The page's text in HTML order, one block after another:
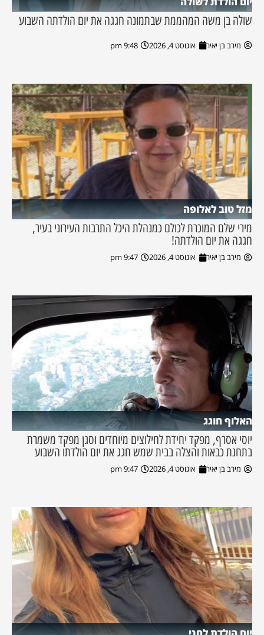
שולה בן משה המהממת שבתמונה חגגה את יום הולדתה השבוע
מירב בן יאיר אוגוסט 4, 2026 9:48 pm
מזל טוב לאלופה
מירי שלם המוכרת לכולם כמנהלת היכל התרבות העירוני בעיר,
חגגה את יום הולדתה!
מירב בן יאיר אוגוסט 4, 2026 9:47 pm
האלוף חוגג
יוסי אסרף, מפקד יחידת לחילוצים מיוחדים וסגן מפקד משמרת
בתחנת כבאות והצלה בבית שמש חגג את יום הולדתו השבוע
מירב בן יאיר אוגוסט 4, 2026 9:47 pm